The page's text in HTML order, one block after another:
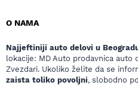
O NAMA
Najjeftiniji auto delovi u
lokacije: MD Auto prodavnica auto
Zvezdari. Ukoliko želite da se
zaista toliko povoljni, slobodno